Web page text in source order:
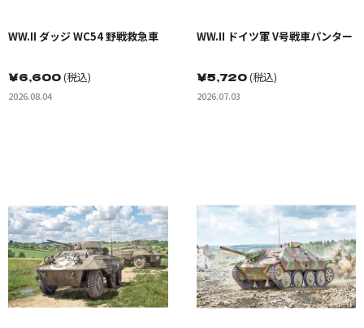
WW.II ダッジ WC54 野戦救急車
￥6,600(税込)
2026.08.04
WW.II ドイツ軍 V号戦車パンター
￥5,720(税込)
2026.07.03